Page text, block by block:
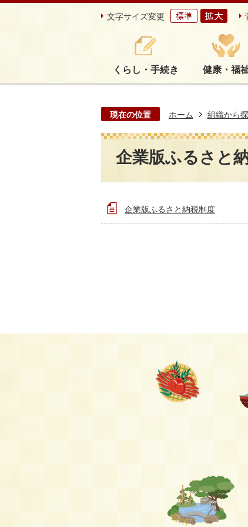
文字サイズ変更
くらし・手続き 健康・福
現在の位置 ホーム 組織から
企業版ふるさと
企業版ふるさと納税制度